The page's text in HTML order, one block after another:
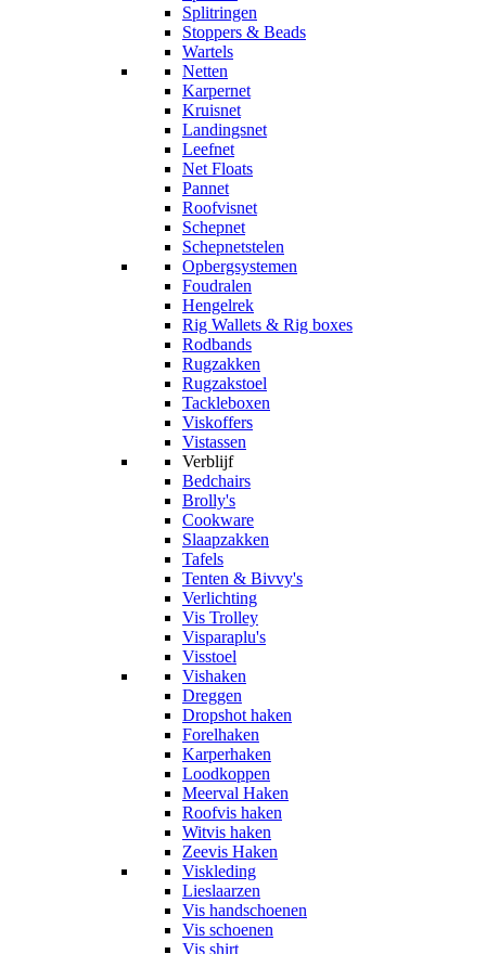
Splitringen
Stoppers & Beads
Wartels
Netten
Karpernet
Kruisnet
Landingsnet
Leefnet
Net Floats
Pannet
Roofvisnet
Schepnet
Schepnetstelen
Opbergsystemen
Foudralen
Hengelrek
Rig Wallets & Rig boxes
Rodbands
Rugzakken
Rugzakstoel
Tackleboxen
Viskoffers
Vistassen
Verblijf
Bedchairs
Brolly's
Cookware
Slaapzakken
Tafels
Tenten & Bivvy's
Verlichting
Vis Trolley
Visparaplu's
Visstoel
Vishaken
Dreggen
Dropshot haken
Forelhaken
Karperhaken
Loodkoppen
Meerval Haken
Roofvis haken
Witvis haken
Zeevis Haken
Viskleding
Lieslaarzen
Vis handschoenen
Vis schoenen
Vis shirt